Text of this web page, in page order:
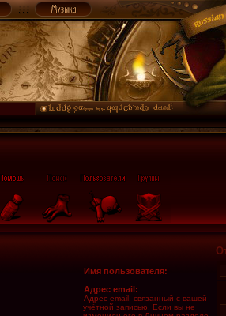
Имя пользователя:
Адрес email:
Адрес email, связанный с вашей
учётной записью. Если вы не